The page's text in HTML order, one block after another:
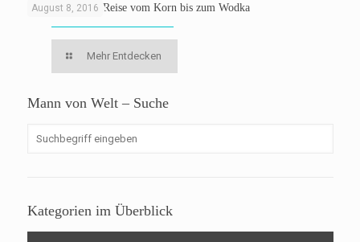
August 8, 2016
Belvedere: Eine Reise vom Korn bis zum Wodka
Mehr Entdecken
Mann von Welt – Suche
Kategorien im Überblick